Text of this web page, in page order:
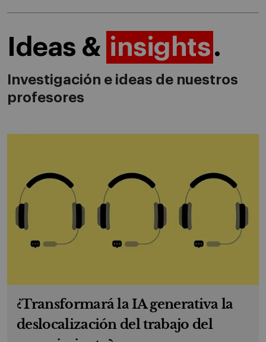
Ideas & insights.
Investigación e ideas de nuestros
profesores
¿Transformará la IA generativa la
deslocalización del trabajo del